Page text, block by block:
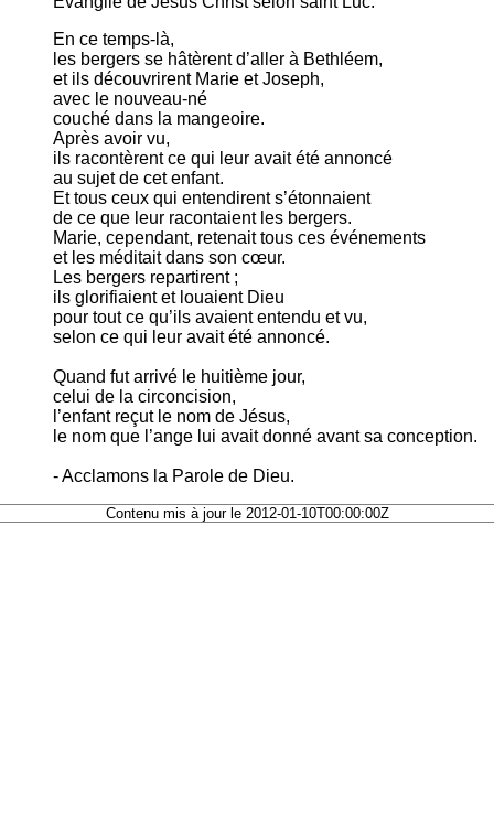
En ce temps-là,
les bergers se hâtèrent d’aller à Bethléem,
et ils découvrirent Marie et Joseph,
avec le nouveau-né
couché dans la mangeoire.
Après avoir vu,
ils racontèrent ce qui leur avait été annoncé
au sujet de cet enfant.
Et tous ceux qui entendirent s’étonnaient
de ce que leur racontaient les bergers.
Marie, cependant, retenait tous ces événements
et les méditait dans son cœur.
Les bergers repartirent ;
ils glorifiaient et louaient Dieu
pour tout ce qu’ils avaient entendu et vu,
selon ce qui leur avait été annoncé.
Quand fut arrivé le huitième jour,
celui de la circoncision,
l’enfant reçut le nom de Jésus,
le nom que l’ange lui avait donné avant sa conception.
- Acclamons la Parole de Dieu.
Contenu mis à jour le 2012-01-10T00:00:00Z